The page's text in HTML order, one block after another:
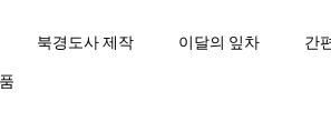
북경도사 제작 이달의 잎차 간